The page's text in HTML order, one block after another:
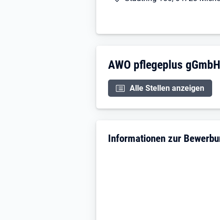
AWO pflegeplus gGmbH
Alle Stellen anzeigen
Informationen zur